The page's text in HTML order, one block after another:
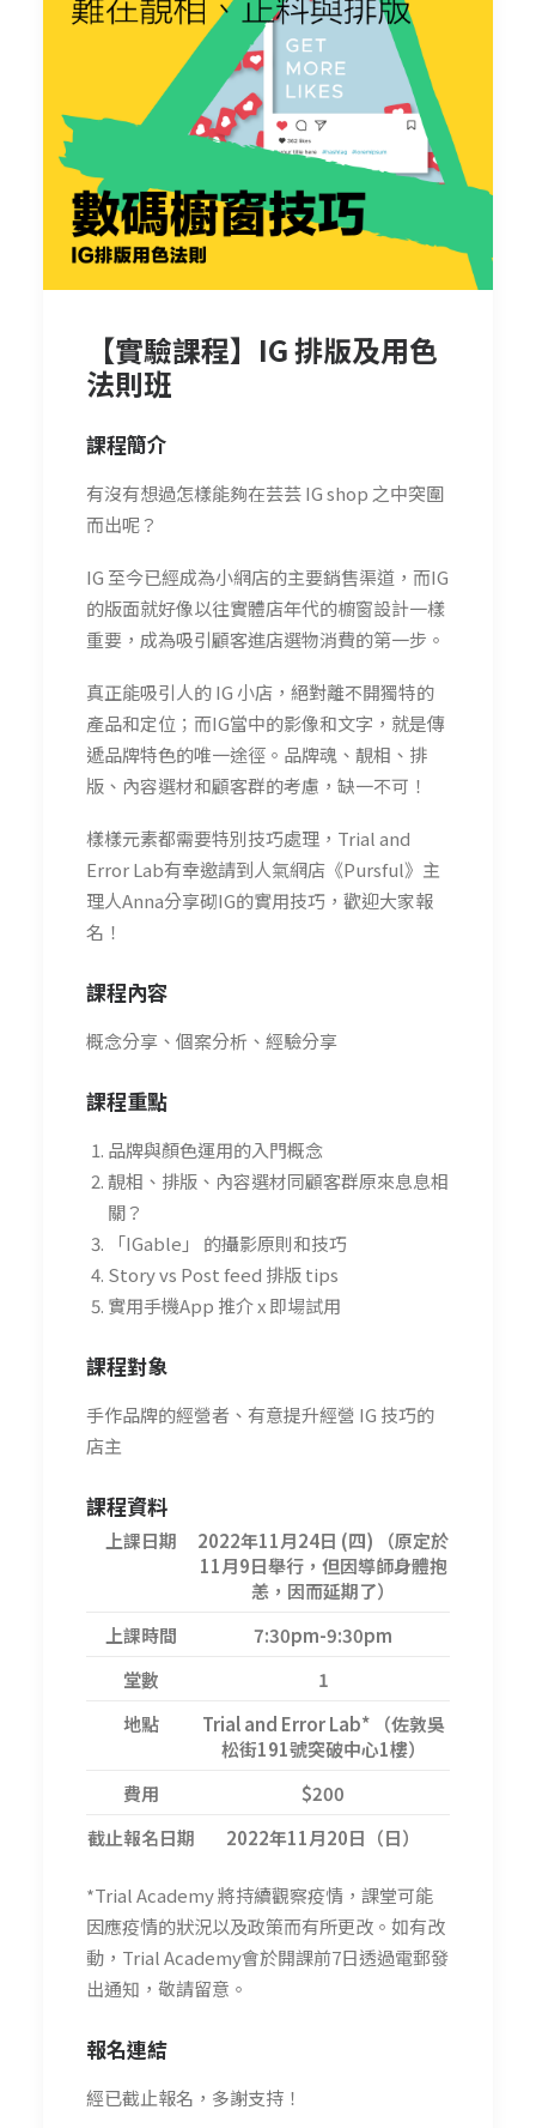
【實驗課程】IG 排版及用色
法則班
課程簡介
有沒有想過怎樣能夠在芸芸 IG shop 之中突圍
而出呢？
IG 至今已經成為小網店的主要銷售渠道，而IG
的版面就好像以往實體店年代的櫥窗設計一樣
重要，成為吸引顧客進店選物消費的第一步。
真正能吸引人的 IG 小店，絕對離不開獨特的
產品和定位；而IG當中的影像和文字，就是傳
遞品牌特色的唯一途徑。品牌魂、靚相、排
版、內容選材和顧客群的考慮，缺一不可！
樣樣元素都需要特別技巧處理，Trial and
Error Lab有幸邀請到人氣網店《Pursful》主
理人Anna分享砌IG的實用技巧，歡迎大家報
名！
課程內容
概念分享、個案分析、經驗分享
課程重點
品牌與顏色運用的入門概念
靚相、排版、內容選材同顧客群原來息息相
關？
「IGable」 的攝影原則和技巧
Story vs Post feed 排版 tips
實用手機App 推介 x 即場試用
課程對象
手作品牌的經營者、有意提升經營 IG 技巧的
店主
課程資料
上課日期
2022年11月24日 (四) （原定於
11月9日舉行，但因導師身體抱
恙，因而延期了）
上課時間
7:30pm-9:30pm
堂數
1
地點
Trial and Error Lab* （佐敦吳
松街191號突破中心1樓）
費用
$200
截止報名日期
2022年11月20日（日）
*Trial Academy 將持續觀察疫情，課堂可能
因應疫情的狀況以及政策而有所更改。如有改
動，Trial Academy會於開課前7日透過電郵發
出通知，敬請留意。
報名連結
經已截止報名，多謝支持！